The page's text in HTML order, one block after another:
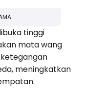
tinggi
mata wang
meningkatkan